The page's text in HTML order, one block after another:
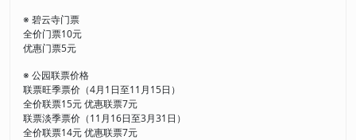
※ 碧云寺门票
全价门票10元
优惠门票5元
※ 公园联票价格
联票旺季票价（4月1日至11月15日）
全价联票15元 优惠联票7元
联票淡季票价（11月16日至3月31日）
全价联票14元 优惠联票7元